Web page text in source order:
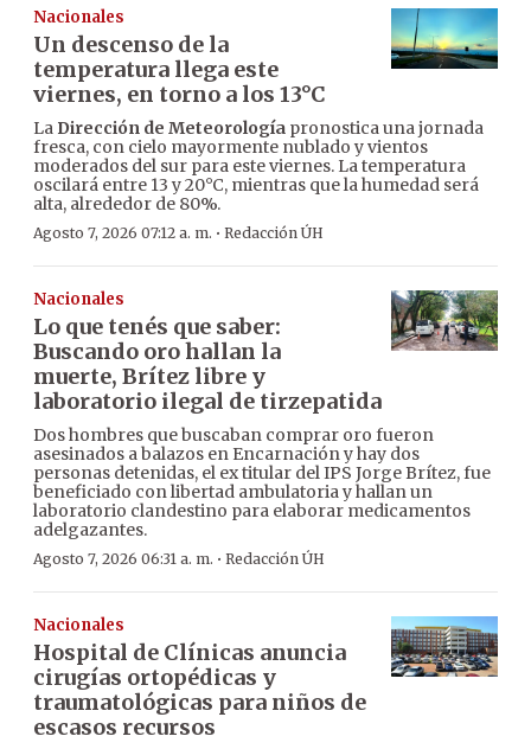
Nacionales
Un descenso de la
temperatura llega este
viernes, en torno a los 13°C
La Dirección de Meteorología pronostica una jornada
fresca, con cielo mayormente nublado y vientos
moderados del sur para este viernes. La temperatura
oscilará entre 13 y 20°C, mientras que la humedad será
alta, alrededor de 80%.
Agosto 7, 2026 07:12 a. m. · Redacción ÚH
Nacionales
Lo que tenés que saber:
Buscando oro hallan la
muerte, Brítez libre y
laboratorio ilegal de tirzepatida
Dos hombres que buscaban comprar oro fueron
asesinados a balazos en Encarnación y hay dos
personas detenidas, el ex titular del IPS Jorge Brítez, fue
beneficiado con libertad ambulatoria y hallan un
laboratorio clandestino para elaborar medicamentos
adelgazantes.
Agosto 7, 2026 06:31 a. m. · Redacción ÚH
Nacionales
Hospital de Clínicas anuncia
cirugías ortopédicas y
traumatológicas para niños de
escasos recursos